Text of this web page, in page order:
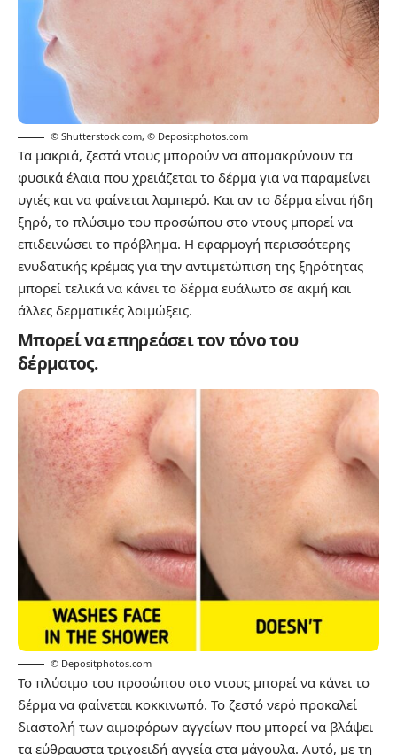
© Shutterstock.com, © Depositphotos.com
Τα μακριά, ζεστά ντους μπορούν να απομακρύνουν τα
φυσικά έλαια που χρειάζεται το δέρμα για να παραμείνει
υγιές και να φαίνεται λαμπερό. Και αν το δέρμα είναι ήδη
ξηρό, το πλύσιμο του προσώπου στο ντους μπορεί να
επιδεινώσει το πρόβλημα. Η εφαρμογή περισσότερης
ενυδατικής κρέμας για την αντιμετώπιση της ξηρότητας
μπορεί τελικά να κάνει το δέρμα ευάλωτο σε ακμή και
άλλες δερματικές λοιμώξεις.
Μπορεί να επηρεάσει τον τόνο του
δέρματος.
© Depositphotos.com
Το πλύσιμο του προσώπου στο ντους μπορεί να κάνει το
δέρμα να φαίνεται κοκκινωπό. Το ζεστό νερό προκαλεί
διαστολή των αιμοφόρων αγγείων που μπορεί να βλάψει
τα εύθραυστα τριχοειδή αγγεία στα μάγουλα. Αυτό, με τη